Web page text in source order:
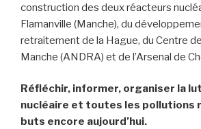
construction des deux réacteurs
Flamanville (Manche), du
retraitement de la Hague, du Centre
Manche (ANDRA) et de l’Arsenal de
Réfléchir, informer, organiser la
nucléaire et toutes les pollutions
buts encore aujourd’hui.